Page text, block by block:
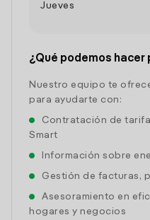
Jueves
¿Qué podemos hacer
Nuestro equipo te
para ayudarte con:
Contratación de
Smart
Información sobre
Gestión de facturas,
Asesoramiento en
hogares y negocios